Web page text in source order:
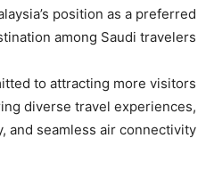
position as a preferred
among Saudi travelers.
to attracting more visitors
diverse travel experiences,
and seamless air connectivity.